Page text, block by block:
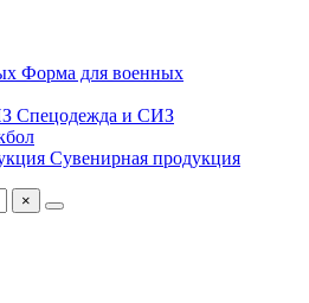
Форма для военных
Спецодежда и СИЗ
Сувенирная продукция
×